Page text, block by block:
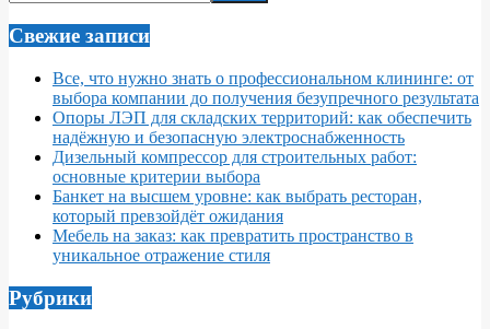
Свежие записи
Все, что нужно знать о профессиональном клининге: от
выбора компании до получения безупречного результата
Опоры ЛЭП для складских территорий: как обеспечить
надёжную и безопасную электроснабженность
Дизельный компрессор для строительных работ:
основные критерии выбора
Банкет на высшем уровне: как выбрать ресторан,
который превзойдёт ожидания
Мебель на заказ: как превратить пространство в
уникальное отражение стиля
Рубрики